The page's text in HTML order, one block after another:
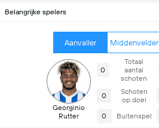
Belangrijke spelers
Aanvaller Middenvelder
Georginio
Rutter
0
Totaal
aantal
schoten
0
Schoten
op doel
0 Buitenspel